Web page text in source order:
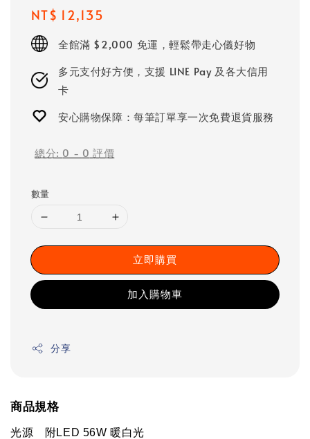
Regular
price
NT$ 12,135
全館滿 $2,000 免運，輕鬆帶走心儀好物
多元支付好方便，支援 LINE Pay 及各大信用
卡
安心購物保障：每筆訂單享一次免費退貨服務
總分: 0 - 0 評價
數量
立即購買
加入購物車
分享
商品規格
光源　附LED 56W 暖白光